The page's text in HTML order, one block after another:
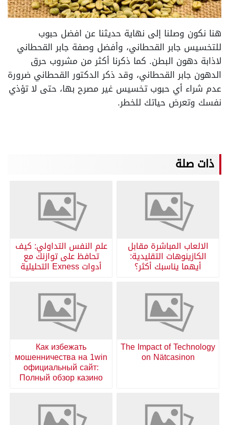
هنا نكون وصلنا إلى نهاية حديثنا عن افضل حبوب
للتخسيس جابر القحطاني، وأفضل وصفة جابر القحطاني
لاذابة دهون البطن. كما ذكرنا أكثر من مشروب حرق
الدهون جابر القحطاني، وقد ذكر الدكتور القحطاني ضرورة
عدم شراء أي حبوب تخسيس غير مصرح بها، حتى لا تؤذي
نفسك وتعرض حياتك للخطر.
ذات صلة
الالعاب المباشرة مقابل
الكازينوهات التقليدية:
أيهما يناسبك أكثر؟
علم النفس التداولي: كيف
تحافظ على توازنك مع
أدوات Exness التحليلية
The Impact of Technology
on Nätcasinon
Как избежать
мошенничества на 1win
официальный сайт:
Полный обзор казино